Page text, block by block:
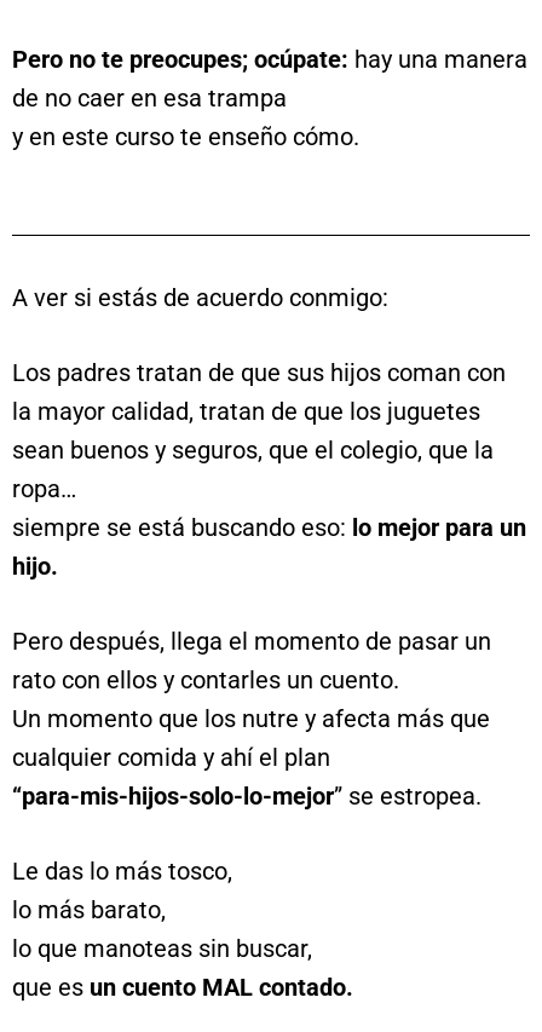
Pero no te preocupes; ocúpate: hay una manera
de no caer en esa trampa
y en este curso te enseño cómo.
A ver si estás de acuerdo conmigo:
Los padres tratan de que sus hijos coman con
la mayor calidad, tratan de que los juguetes
sean buenos y seguros, que el colegio, que la
ropa…
siempre se está buscando eso: lo mejor para un
hijo.
Pero después, llega el momento de pasar un
rato con ellos y contarles un cuento.
Un momento que los nutre y afecta más que
cualquier comida y ahí el plan
“para-mis-hijos-solo-lo-mejor” se estropea.
Le das lo más tosco,
lo más barato,
lo que manoteas sin buscar,
que es un cuento MAL contado.